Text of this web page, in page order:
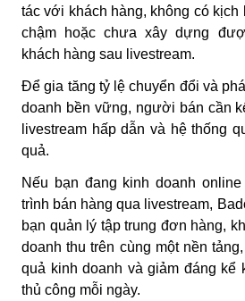
tác với khách hàng, không có kịch
chậm hoặc chưa xây dựng
khách hàng sau livestream.
Để gia tăng tỷ lệ chuyển đổi và
doanh bền vững, người bán cần
livestream hấp dẫn và hệ thống
quả.
Nếu bạn đang kinh doanh
trình bán hàng qua livestream,
bạn quản lý tập trung đơn hàng,
doanh thu trên cùng một nền
quả kinh doanh và giảm đáng kể
thủ công mỗi ngày.